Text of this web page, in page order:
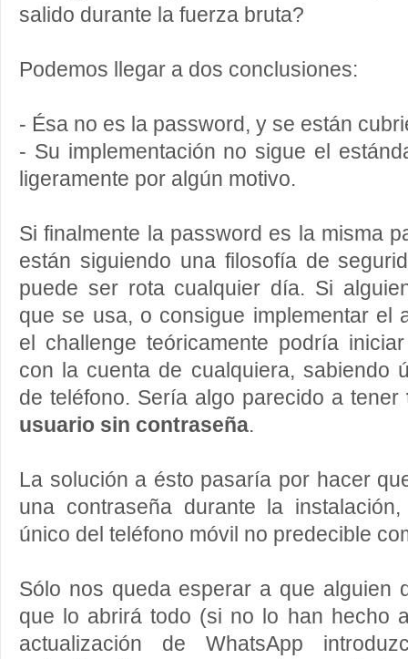
salido durante la fuerza bruta?
Podemos llegar a dos conclusiones:
- Ésa no es la password, y se están
- Su implementación no sigue el
ligeramente por algún motivo.
Si finalmente la password es la misma
están siguiendo una filosofía de
puede ser rota cualquier día. Si
que se usa, o consigue implementar el
el challenge teóricamente podría
con la cuenta de cualquiera, sabiendo
de teléfono. Sería algo parecido a tener
usuario sin contraseña.
La solución a ésto pasaría por hacer
una contraseña durante la
único del teléfono móvil no predecible
Sólo nos queda esperar a que alguien
que lo abrirá todo (si no lo han hecho
actualización de WhatsApp